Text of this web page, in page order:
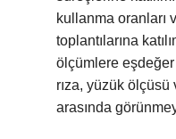
kullanma oranları
toplantılarına
ölçümlere eşdeğer
rıza, yüzük
arasında